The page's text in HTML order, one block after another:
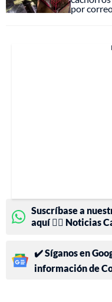
por
Suscríbase a
aquí 👉🏻 Noticias
✔️ Síganos en
información de